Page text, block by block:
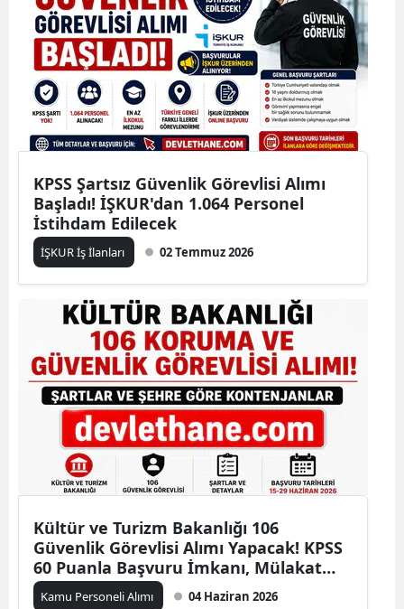
KPSS Şartsız Güvenlik Görevlisi Alımı
Başladı! İŞKUR'dan 1.064 Personel
İstihdam Edilecek
İŞKUR İş İlanları 02 Temmuz 2026
Kültür ve Turizm Bakanlığı 106
Güvenlik Görevlisi Alımı Yapacak! KPSS
60 Puanla Başvuru İmkanı, Mülakat
Şartı Yok
Kamu Personeli Alımı 04 Haziran 2026